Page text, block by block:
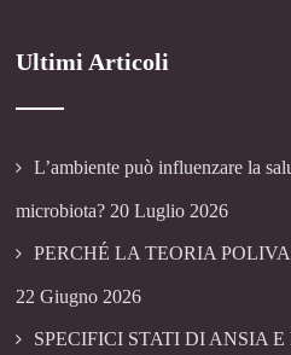
Ultimi Articoli
L’ambiente può influenzare la
microbiota? 20 Luglio 2026
PERCHÉ LA TEORIA
22 Giugno 2026
SPECIFICI STATI DI ANSIA E